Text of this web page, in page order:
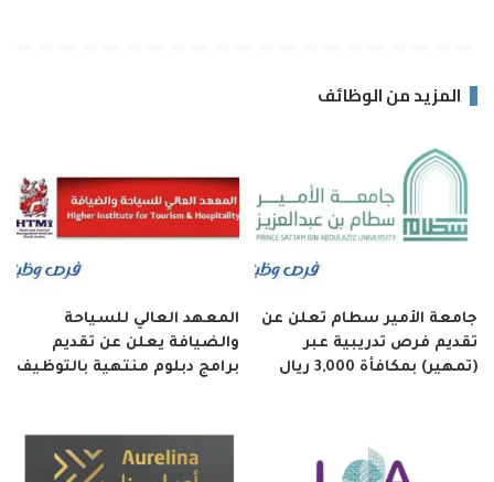
المزيد من الوظائف
جامعة الأمير سطام تعلن عن
تقديم فرص تدريبية عبر
(تمهير) بمكافأة 3,000 ريال
المعهد العالي للسياحة
والضيافة يعلن عن تقديم
برامج دبلوم منتهية بالتوظيف